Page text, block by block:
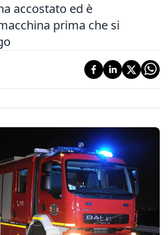
accostato ed è
prima che si